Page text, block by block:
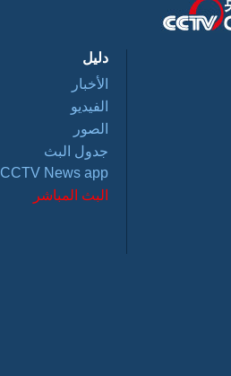
دليل
الأخبار
الفيديو
الصور
جدول البث
CCTV News app
البث المباشر